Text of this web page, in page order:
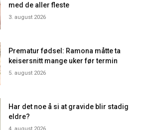
med de aller fleste
3. august 2026
Prematur fødsel: Ramona måtte ta
keisersnitt mange uker før termin
5. august 2026
Har det noe å si at gravide blir stadig
eldre?
4. august 2026